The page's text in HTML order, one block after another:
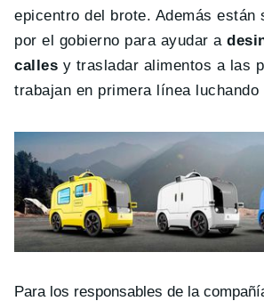
epicentro del brote. Además están
por el gobierno para ayudar a
calles y trasladar alimentos a las
trabajan en primera línea
Para los responsables de la